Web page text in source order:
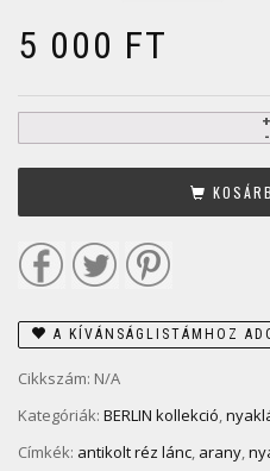
5 000 FT
A KÍVÁNSÁGLISTÁMHOZ
Cikkszám: N/A
Kategóriák: BERLIN kollekció,
Címkék: antikolt réz lánc, arany,